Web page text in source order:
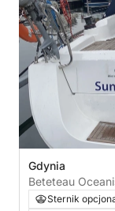
Gdynia
Beteteau
Sternik